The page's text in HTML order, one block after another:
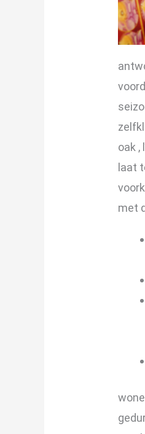
oak ,
laat
met